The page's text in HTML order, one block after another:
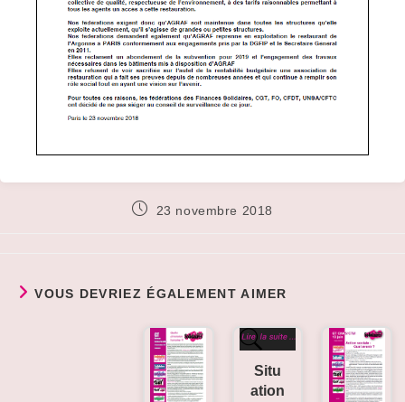
Publication
23 novembre 2018
VOUS DEVRIEZ ÉGALEMENT AIMER
Situ
ation